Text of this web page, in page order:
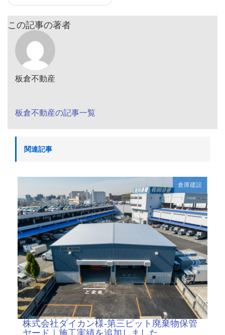
この記事の著者
板倉不動産
板倉不動産の記事一覧
関連記事
倉庫建設
株式会社ダイカン様-第三ピット廃棄物保管
ヤード｜施工実績を追加しました